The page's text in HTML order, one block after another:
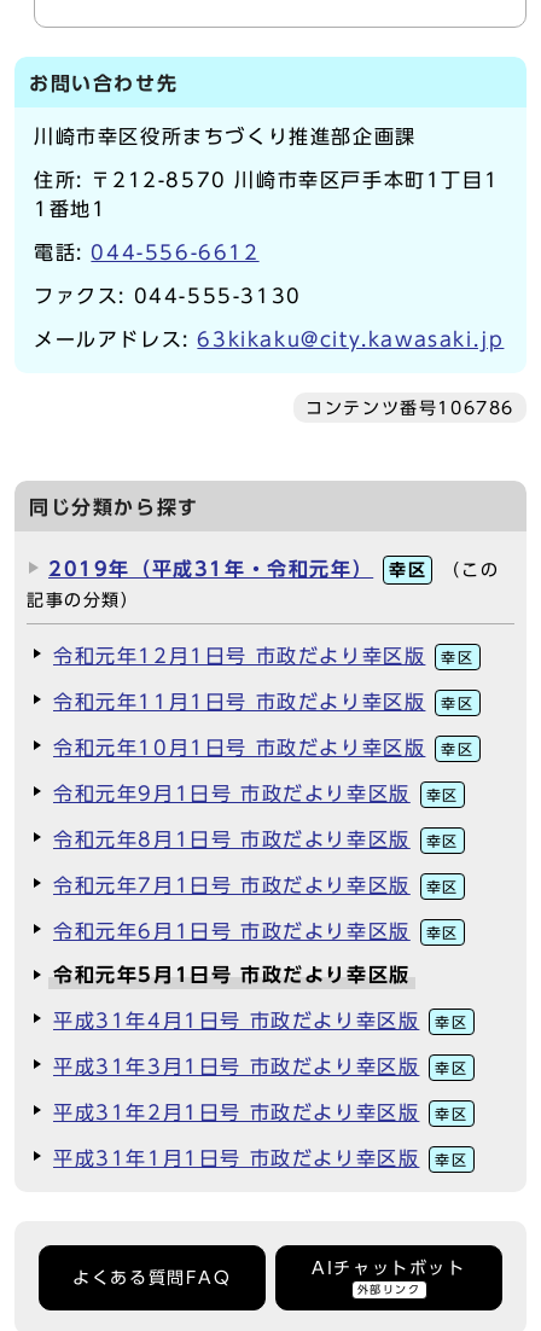
お問い合わせ先
川崎市幸区役所まちづくり推進部企画課
住所: 〒212-8570 川崎市幸区戸手本町1丁目1
1番地1
電話: 044-556-6612
ファクス: 044-555-3130
メールアドレス:63kikaku@city.kawasaki.jp
コンテンツ番号106786
同じ分類から探す
2019年（平成31年・令和元年） 幸区
（この
記事の分類）
令和元年12月1日号 市政だより幸区版 幸区
令和元年11月1日号 市政だより幸区版 幸区
令和元年10月1日号 市政だより幸区版 幸区
令和元年9月1日号 市政だより幸区版 幸区
令和元年8月1日号 市政だより幸区版 幸区
令和元年7月1日号 市政だより幸区版 幸区
令和元年6月1日号 市政だより幸区版 幸区
令和元年5月1日号 市政だより幸区版
平成31年4月1日号 市政だより幸区版 幸区
平成31年3月1日号 市政だより幸区版 幸区
平成31年2月1日号 市政だより幸区版 幸区
平成31年1月1日号 市政だより幸区版 幸区
よくある質問FAQ
AIチャットボット
外部リンク